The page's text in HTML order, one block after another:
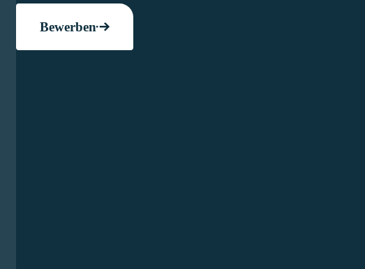
Bewerben